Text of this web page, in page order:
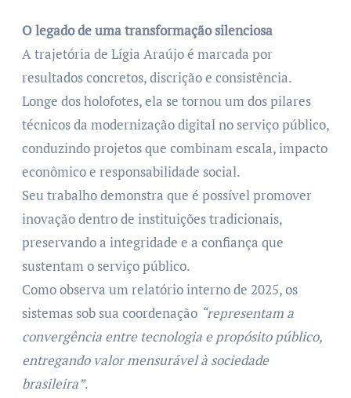
O legado de uma transformação silenciosa
A trajetória de Lígia Araújo é marcada por
resultados concretos, discrição e consistência.
Longe dos holofotes, ela se tornou um dos pilares
técnicos da modernização digital no serviço público,
conduzindo projetos que combinam escala, impacto
econômico e responsabilidade social.
Seu trabalho demonstra que é possível promover
inovação dentro de instituições tradicionais,
preservando a integridade e a confiança que
sustentam o serviço público.
Como observa um relatório interno de 2025, os
sistemas sob sua coordenação “representam a
convergência entre tecnologia e propósito público,
entregando valor mensurável à sociedade
brasileira”.